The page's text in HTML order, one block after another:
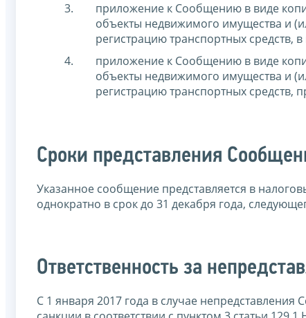
приложение к Сообщению в виде
объекты недвижимого имущества и
регистрацию транспортных средств,
приложение к Сообщению в виде
объекты недвижимого имущества и
регистрацию транспортных
Сроки представления
Указанное сообщение представляется в
однократно в срок до 31 декабря года,
Ответственность за
С 1 января 2017 года в случае